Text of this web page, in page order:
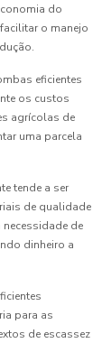
do
o manejo
eficientes
os custos
agrícolas de
uma parcela
tende a ser
de qualidade
de
dinheiro a
para as
de escassez